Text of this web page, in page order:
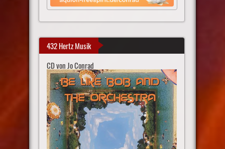
432 Hertz Musik
CD von Jo Conrad